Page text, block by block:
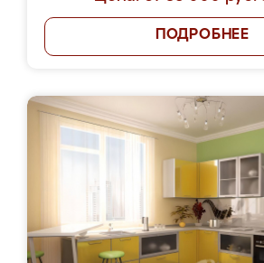
ПОДРОБНЕЕ